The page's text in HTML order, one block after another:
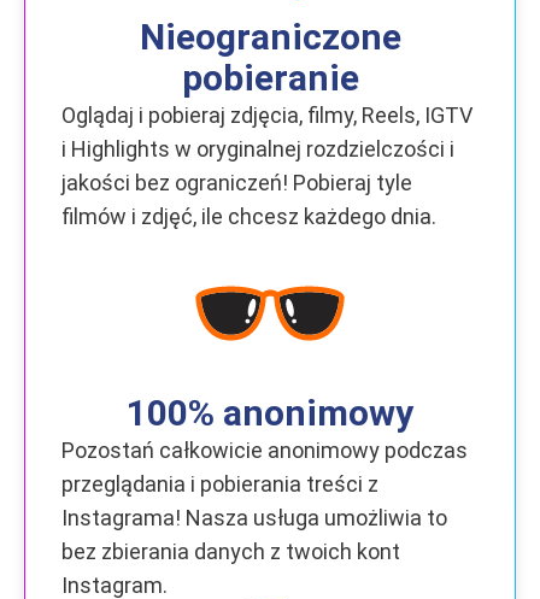
Nieograniczone
pobieranie
Oglądaj i pobieraj zdjęcia, filmy, Reels, IGTV
i Highlights w oryginalnej rozdzielczości i
jakości bez ograniczeń! Pobieraj tyle
filmów i zdjęć, ile chcesz każdego dnia.
100% anonimowy
Pozostań całkowicie anonimowy podczas
przeglądania i pobierania treści z
Instagrama! Nasza usługa umożliwia to
bez zbierania danych z twoich kont
Instagram.